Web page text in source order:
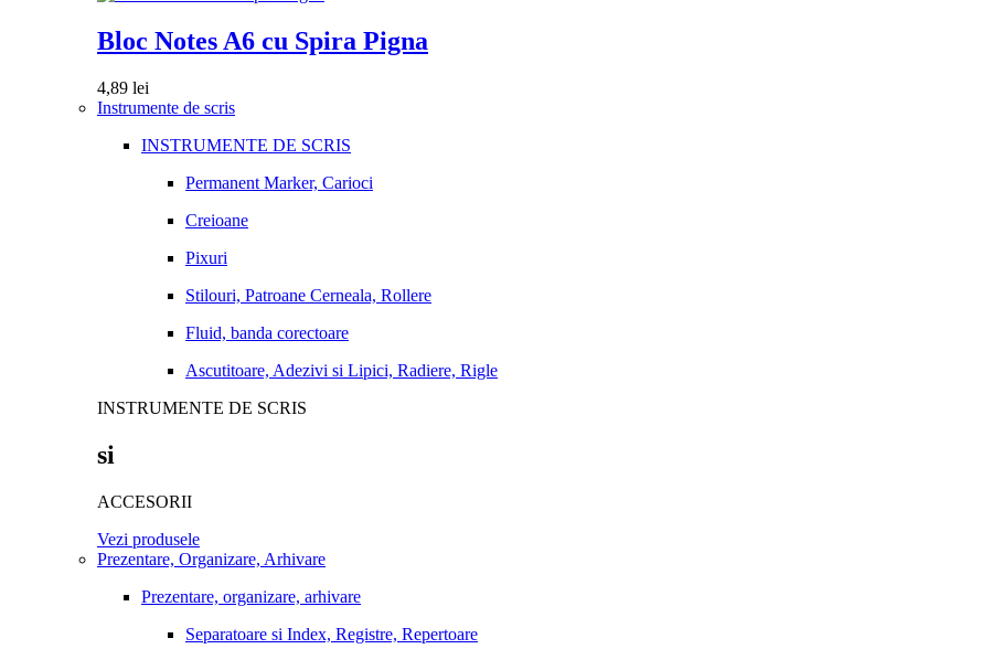
Bloc Notes A6 cu Spira Pigna
4,89 lei
Instrumente de scris
INSTRUMENTE DE SCRIS
Permanent Marker, Carioci
Creioane
Pixuri
Stilouri, Patroane Cerneala, Rollere
Fluid, banda corectoare
Ascutitoare, Adezivi si Lipici, Radiere, Rigle
INSTRUMENTE DE SCRIS
si
ACCESORII
Vezi produsele
Prezentare, Organizare, Arhivare
Prezentare, organizare, arhivare
Separatoare si Index, Registre, Repertoare